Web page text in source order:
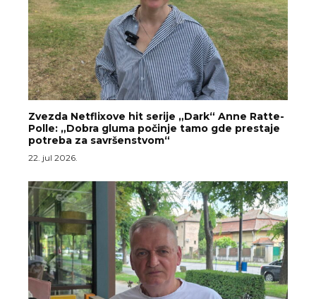
Zvezda Netflixove hit serije „Dark“ Anne Ratte-
Polle: „Dobra gluma počinje tamo gde prestaje
potreba za savršenstvom“
22. jul 2026.